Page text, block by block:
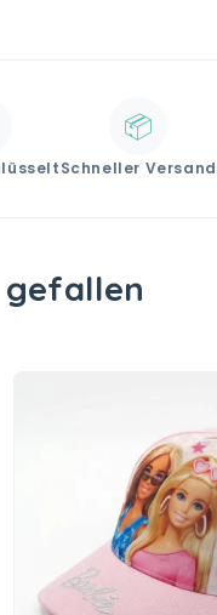
📦
Schneller Versand